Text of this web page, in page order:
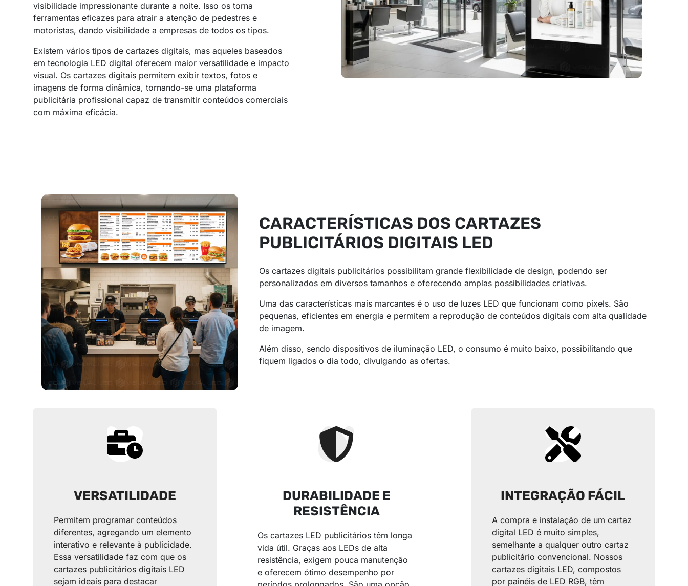
visibilidade impressionante durante a noite. Isso os torna
ferramentas eficazes para atrair a atenção de pedestres e
motoristas, dando visibilidade a empresas de todos os tipos.
Existem vários tipos de cartazes digitais, mas aqueles baseados
em tecnologia LED digital oferecem maior versatilidade e impacto
visual. Os cartazes digitais permitem exibir textos, fotos e
imagens de forma dinâmica, tornando-se uma plataforma
publicitária profissional capaz de transmitir conteúdos comerciais
com máxima eficácia.
CARACTERÍSTICAS DOS CARTAZES
PUBLICITÁRIOS DIGITAIS LED
Os cartazes digitais publicitários possibilitam grande flexibilidade de design, podendo ser
personalizados em diversos tamanhos e oferecendo amplas possibilidades criativas.
Uma das características mais marcantes é o uso de luzes LED que funcionam como pixels. São
pequenas, eficientes em energia e permitem a reprodução de conteúdos digitais com alta qualidade
de imagem.
Além disso, sendo dispositivos de iluminação LED, o consumo é muito baixo, possibilitando que
fiquem ligados o dia todo, divulgando as ofertas.
VERSATILIDADE
Permitem programar conteúdos
diferentes, agregando um elemento
interativo e relevante à publicidade.
Essa versatilidade faz com que os
cartazes publicitários digitais LED
sejam ideais para destacar
DURABILIDADE E
RESISTÊNCIA
Os cartazes LED publicitários têm longa
vida útil. Graças aos LEDs de alta
resistência, exigem pouca manutenção
e oferecem ótimo desempenho por
INTEGRAÇÃO FÁCIL
A compra e instalação de um cartaz
digital LED é muito simples,
semelhante a qualquer outro cartaz
publicitário convencional. Nossos
cartazes digitais LED, compostos
por painéis de LED RGB, têm